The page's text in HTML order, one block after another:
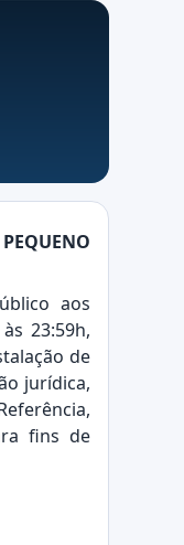
aos
23:59h,
de
jurídica,
fins de